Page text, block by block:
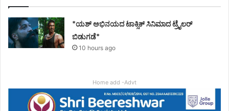
*ಯಶ್ ಅಭಿನಯದ ಟಾಕ್ಸಿಕ್ ಸಿನಿಮಾದ ಟ್ರೈಲರ್
ಬಿಡುಗಡೆ*
10 hours ago
Home add -Advt